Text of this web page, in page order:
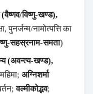
विष्णु-खण्ड),
पुनर्जन्म/नामोत्पत्ति का
सहस्रनाम-समता)
(अवन्त्य-खण्ड),
अग्निशर्मा
वल्मीकोद्भव;